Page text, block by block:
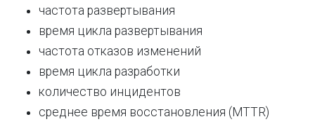
частота развертывания
время цикла развертывания
частота отказов изменений
время цикла разработки
количество инцидентов
среднее время восстановления (MTTR)